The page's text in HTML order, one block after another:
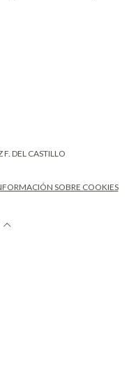
DEL CASTILLO
SOBRE COOKIES